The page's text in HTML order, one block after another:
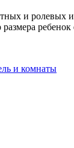
и ролевых
и комнаты